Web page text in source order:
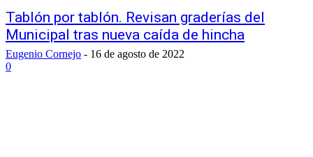
Tablón por tablón. Revisan graderías del
Municipal tras nueva caída de hincha
Eugenio Cornejo - 16 de agosto de 2022
0